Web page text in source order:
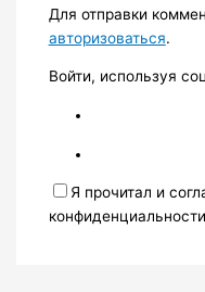
Для отправки
авторизоваться.
Войти, используя
Я прочитал и
конфиденциальности